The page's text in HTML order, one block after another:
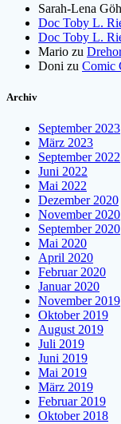
Sarah-Lena
Doc Toby L.
Doc Toby L.
Mario zu
Doni zu Comic
Archiv
September 2023
März 2023
September 2022
Juni 2022
Mai 2022
Dezember 2020
November 2020
September 2020
Mai 2020
April 2020
Februar 2020
Januar 2020
November 2019
Oktober 2019
August 2019
Juli 2019
Juni 2019
Mai 2019
März 2019
Februar 2019
Oktober 2018